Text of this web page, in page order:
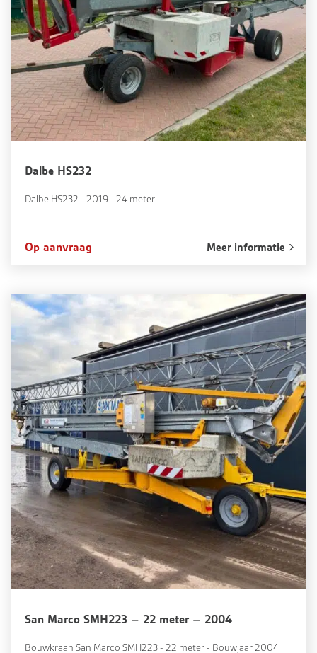
Dalbe HS232
Dalbe HS232 - 2019 - 24 meter
Op aanvraag Meer informatie
San Marco SMH223 – 22 meter – 2004
Bouwkraan San Marco SMH223 - 22 meter - Bouwjaar 2004